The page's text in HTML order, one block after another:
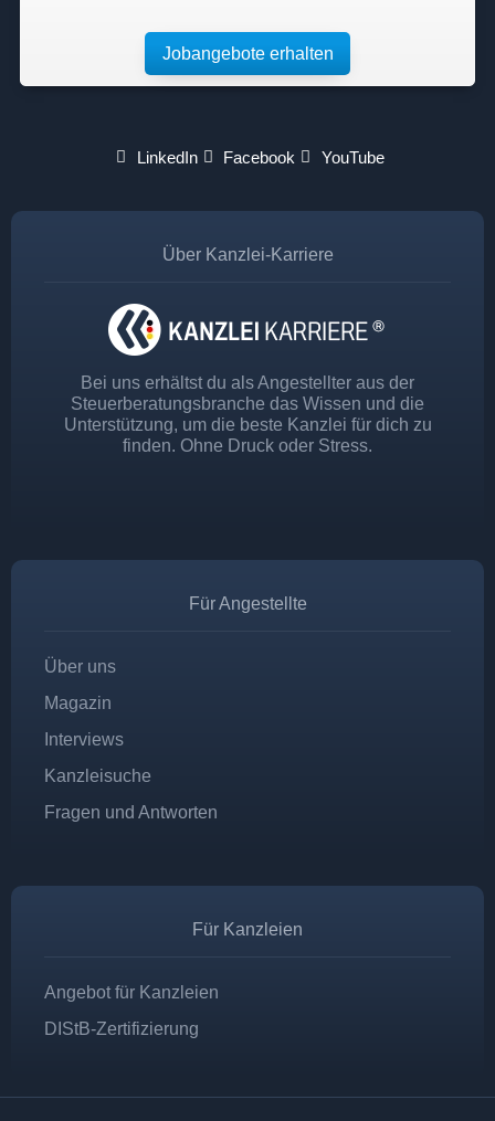
Jobangebote erhalten
LinkedIn Facebook YouTube
Über Kanzlei-Karriere
Bei uns erhältst du als Angestellter aus der
Steuerberatungsbranche das Wissen und die
Unterstützung, um die beste Kanzlei für dich zu
finden. Ohne Druck oder Stress.
Für Angestellte
Über uns
Magazin
Interviews
Kanzleisuche
Fragen und Antworten
Für Kanzleien
Angebot für Kanzleien
DIStB-Zertifizierung